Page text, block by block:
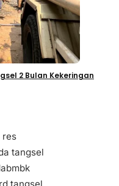
2 Bulan Kekeringan